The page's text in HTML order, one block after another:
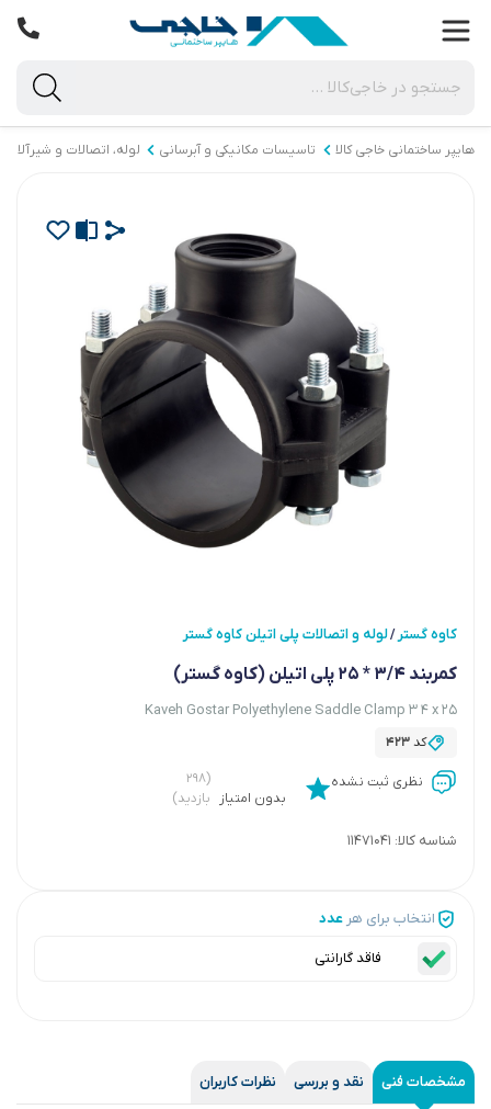
هایپر ساختمانی خاجی‌ کالا تاسیسات مکانیکی و آبرسانی لوله، اتصالات و شیرآلات
کاوه گستر /لوله و اتصالات پلی اتیلن کاوه گستر
کمربند 3/4 * 25 پلی اتیلن (کاوه گستر)
Kaveh Gostar Polyethylene Saddle Clamp 3 4 x 25
کد423
نظری ثبت نشده
بدون امتیاز
(۲۹۸
بازدید)
شناسه کالا: 11471041
انتخاب برای هر عدد
فاقد گارانتی
مشخصات فنی نقد و بررسی نظرات کاربران